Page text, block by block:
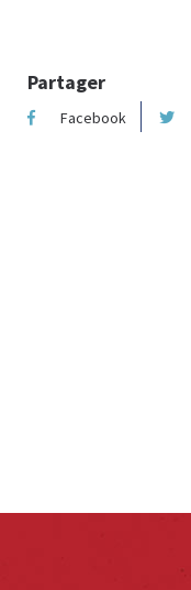
Partager
Facebook